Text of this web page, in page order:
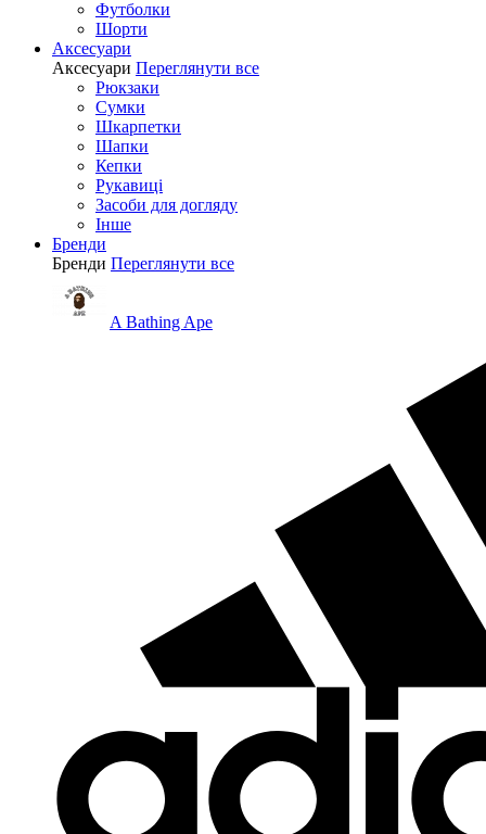
Футболки
Шорти
Аксесуари
Аксесуари Переглянути все
Рюкзаки
Сумки
Шкарпетки
Шапки
Кепки
Рукавиці
Засоби для догляду
Інше
Бренди
Бренди Переглянути все
A Bathing Ape